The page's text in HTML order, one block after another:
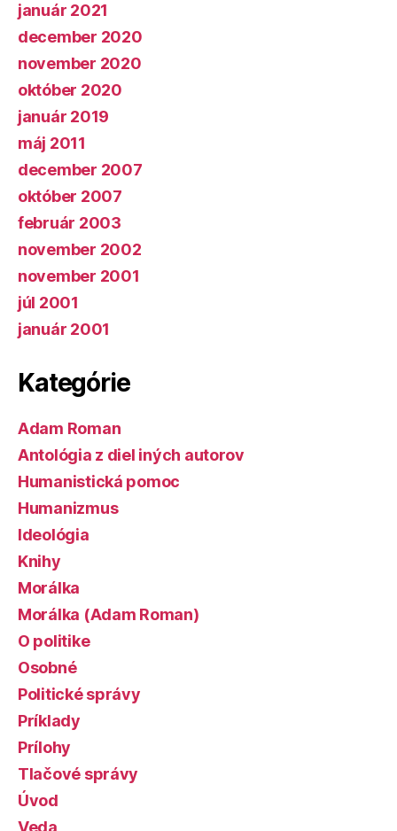
január 2021
december 2020
november 2020
október 2020
január 2019
máj 2011
december 2007
október 2007
február 2003
november 2002
november 2001
júl 2001
január 2001
Kategórie
Adam Roman
Antológia z diel iných autorov
Humanistická pomoc
Humanizmus
Ideológia
Knihy
Morálka
Morálka (Adam Roman)
O politike
Osobné
Politické správy
Príklady
Prílohy
Tlačové správy
Úvod
Veda